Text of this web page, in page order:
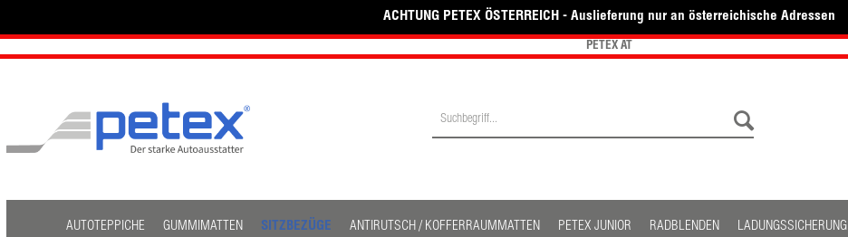
ACHTUNG PETEX ÖSTERREICH - Auslieferung nur an österreichische Adressen
PETEX AT
AUTOTEPPICHE GUMMIMATTEN SITZBEZÜGE ANTIRUTSCH / KOFFERRAUMMATTEN PETEX JUNIOR RADBLENDEN LADUNGSSICHERUNG